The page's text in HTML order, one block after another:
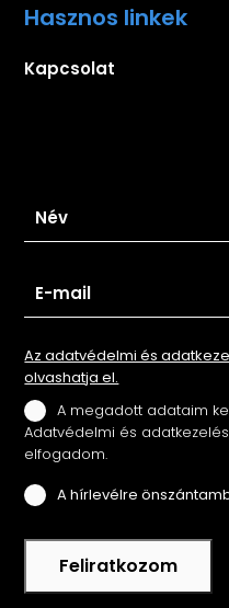
Hasznos linkek
Kapcsolat
Az adatvédelmi és
olvashatja el.
A megadott adataim
Adatvédelmi és adatkezelési
elfogadom.
A hírlevélre
Feliratkozom